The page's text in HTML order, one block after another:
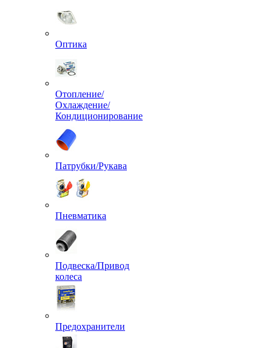
Оптика
Отопление/
Охлаждение/
Кондиционирование
Патрубки/Рукава
Пневматика
Подвеска/Привод
колеса
Предохранители